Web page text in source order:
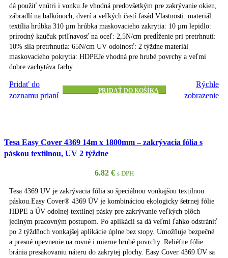
dá použiť vnútri i vonku.Je vhodná predovšetkým pre zakrývanie okien,
zábradlí na balkónoch, dverí a veľkých častí fasád.Vlastnosti: materiál:
textília hrúbka 310 µm hrúbka maskovacieho zakrytia: 10 µm lepidlo:
prírodný kaučuk priľnavosť na oceľ: 2,5N/cm predĺženie pri pretrhnutí:
10% sila pretrhnutia: 65N/cm UV odolnosť: 2 týždne materiál
maskovacieho pokrytia: HDPEJe vhodná pre hrubé povrchy a veľmi
dobre zachytáva farby.
Pridať do
zoznamu prianí
PRIDAŤ DO KOŠÍKA
Rýchle
zobrazenie
Tesa Easy Cover 4369 14m x 1800mm – zakrývacia fólia s
páskou textilnou, UV 2 týždne
6.82 € s DPH
Tesa 4369 UV je zakrývacia fólia so špeciálnou vonkajšou textilnou
páskou.Easy Cover® 4369 ÚV je kombináciou ekologicky šetrnej fólie
HDPE a ÚV odolnej textilnej pásky pre zakrývanie veľkých plôch
jediným pracovným postupom. Po aplikácii sa dá veľmi ľahko odstrániť
po 2 týždňoch vonkajšej aplikácie úplne bez stopy. Umožňuje bezpečné
a presné upevnenie na rovné i mierne hrubé povrchy. Reliéfne fólie
bránia presakovaniu náteru do zakrytej plochy. Easy Cover 4369 ÚV sa